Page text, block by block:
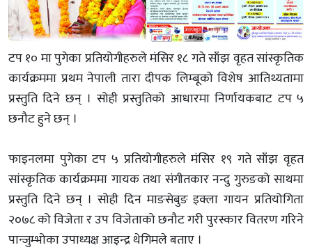
टप १० मा पुगेका प्रतियोगीहरुले मंसिर १८ गते साँझ वृहत सांस्कृतिक
कार्यक्रममा प्रथम नेपाली तारा दीपक लिम्बूको विशेष आतिथ्यतामा
प्रस्तुति दिने छन् । सोही प्रस्तुतिको आधारमा निर्णायकबाट टप ५
छनौट हुने छन् ।
फाइनलमा पुगेका टप ५ प्रतियोगीहरुले मंसिर १९ गते साँझ वृहत
सांस्कृतिक कार्यक्रममा गायक तथा संगीतकार नन्दु गुरुङको साथमा
प्रस्तुति दिने छन् । सोही दिन माङसेबुङ इक्ला गायन प्रतियोगिता
२०७८ को विजेता र उप विजेताको छनौट गरी पुरस्कार वितरण गरिने
पान्जुम्भोका उपाध्यक्ष आइन्द्र थेगिमले बताए ।